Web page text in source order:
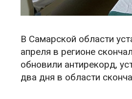
В Самарской области
апреля в регионе
обновили антирекорд,
два дня в области